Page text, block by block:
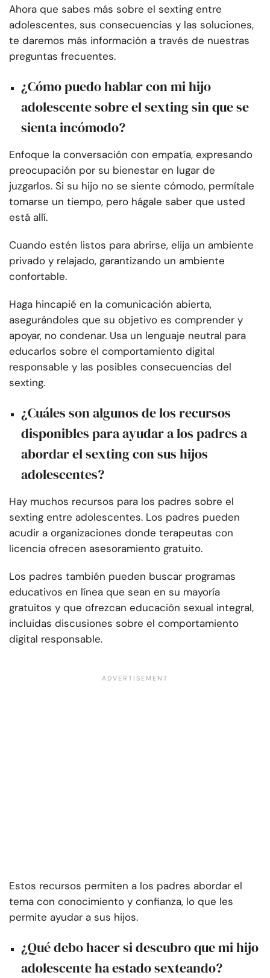
Ahora que sabes más sobre el sexting entre
adolescentes, sus consecuencias y las soluciones,
te daremos más información a través de nuestras
preguntas frecuentes.
¿Cómo puedo hablar con mi hijo
adolescente sobre el sexting sin que se
sienta incómodo?
Enfoque la conversación con empatía, expresando
preocupación por su bienestar en lugar de
juzgarlos. Si su hijo no se siente cómodo, permítale
tomarse un tiempo, pero hágale saber que usted
está allí.
Cuando estén listos para abrirse, elija un ambiente
privado y relajado, garantizando un ambiente
confortable.
Haga hincapié en la comunicación abierta,
asegurándoles que su objetivo es comprender y
apoyar, no condenar. Usa un lenguaje neutral para
educarlos sobre el comportamiento digital
responsable y las posibles consecuencias del
sexting.
¿Cuáles son algunos de los recursos
disponibles para ayudar a los padres a
abordar el sexting con sus hijos
adolescentes?
Hay muchos recursos para los padres sobre el
sexting entre adolescentes. Los padres pueden
acudir a organizaciones donde terapeutas con
licencia ofrecen asesoramiento gratuito.
Los padres también pueden buscar programas
educativos en línea que sean en su mayoría
gratuitos y que ofrezcan educación sexual integral,
incluidas discusiones sobre el comportamiento
digital responsable.
Estos recursos permiten a los padres abordar el
tema con conocimiento y confianza, lo que les
permite ayudar a sus hijos.
¿Qué debo hacer si descubro que mi hijo
adolescente ha estado sexteando?